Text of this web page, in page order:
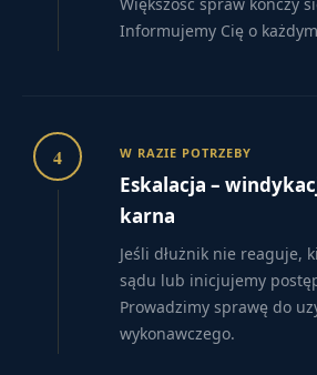
Informujemy Cię o
4 W RAZIE POTRZEBY
Eskalacja –
karna
Jeśli dłużnik nie reaguje,
sądu lub inicjujemy
Prowadzimy sprawę do
wykonawczego.